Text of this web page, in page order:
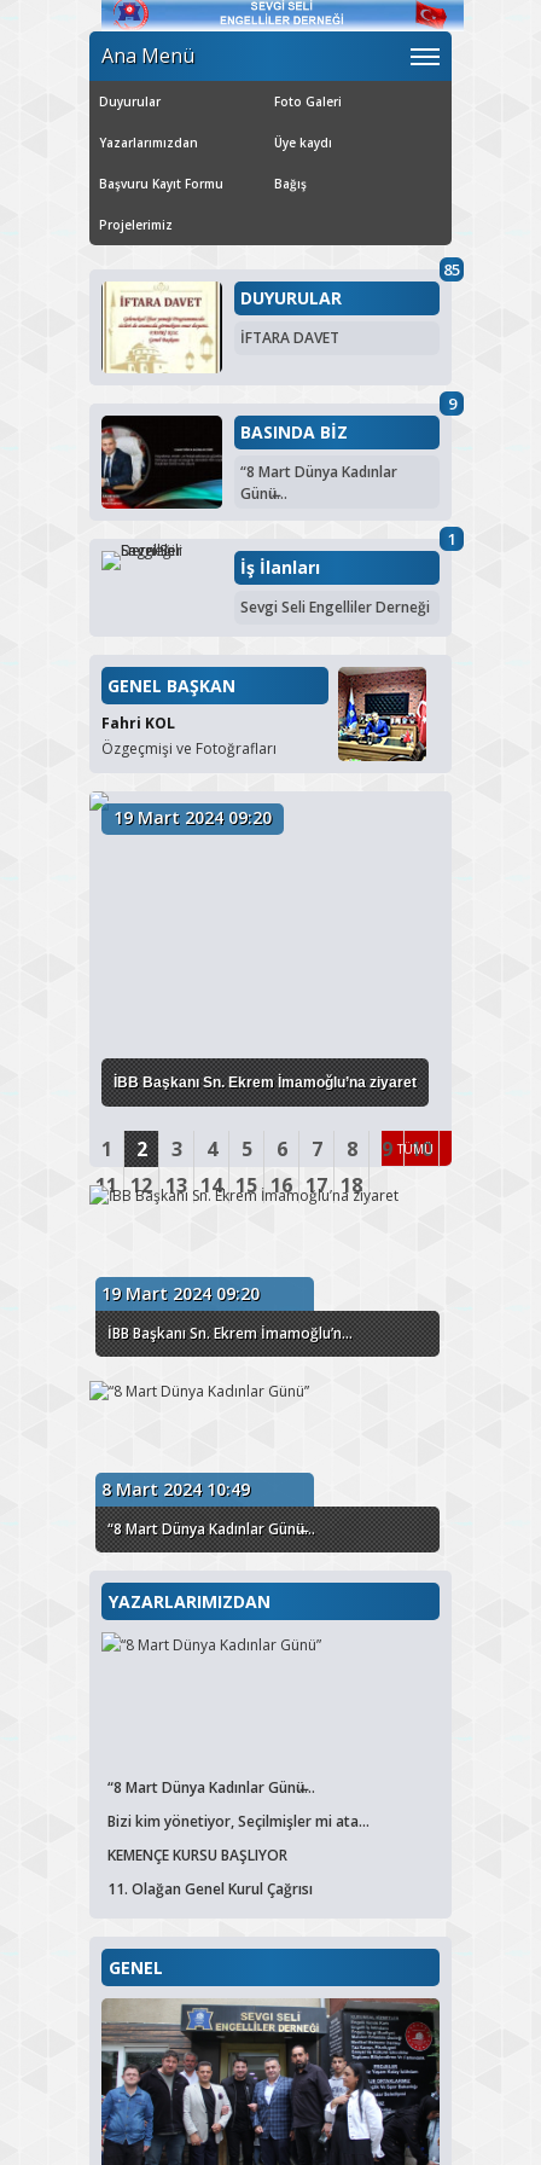
Ana Menü
Duyurular Foto Galeri
Yazarlarımızdan Üye kaydı
Başvuru Kayıt Formu Bağış
Projelerimiz
85
DUYURULAR
İFTARA DAVET
9
BASINDA BİZ
“8 Mart Dünya Kadınlar
Günü̶...
1
İş İlanları
Sevgi Seli Engelliler Derneği
GENEL BAŞKAN
Fahri KOL
Özgeçmişi ve Fotoğrafları
19 Mart 2024 09:20
İBB Başkanı Sn. Ekrem İmamoğlu’na ziyaret
1 2 3 4 5 6 7 8 9
10
11 12 13 14 15 16 17 18
TÜMÜ
19 Mart 2024 09:20
İBB Başkanı Sn. Ekrem İmamoğlu’n...
8 Mart 2024 10:49
“8 Mart Dünya Kadınlar Günü̶...
YAZARLARIMIZDAN
“8 Mart Dünya Kadınlar Günü̶...
Bizi kim yönetiyor, Seçilmişler mi ata...
KEMENÇE KURSU BAŞLIYOR
11. Olağan Genel Kurul Çağrısı
GENEL
Sanatçı Davut Güloğlu’ndan Derneğimize...